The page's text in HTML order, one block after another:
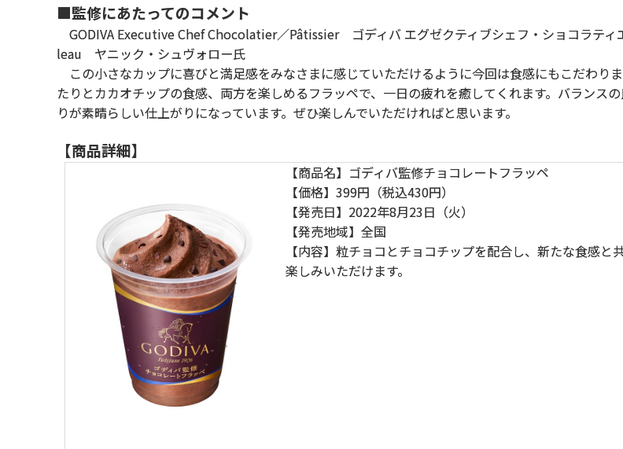
■監修にあたってのコメント
GODIVA Executive Chef Chocolatier／Pâtissier ゴディバ エグゼクティブシェフ・ショコラテ
leau ヤニック・シュヴォロー氏
この小さなカップに喜びと満足感をみなさまに感じていただけるように今回は食感にもこだわり
たりとカカオチップの食感、両方を楽しめるフラッペで、一日の疲れを癒してくれます。バランス
りが素晴らしい仕上がりになっています。ぜひ楽しんでいただければと思います。
【商品詳細】
【商品名】ゴディバ監修チョコレートフラッペ
【価格】399円（税込430円）
【発売日】2022年8月23日（火）
【発売地域】全国
【内容】粒チョコとチョコチップを配合し、新たな食感と
楽しみいただけます。